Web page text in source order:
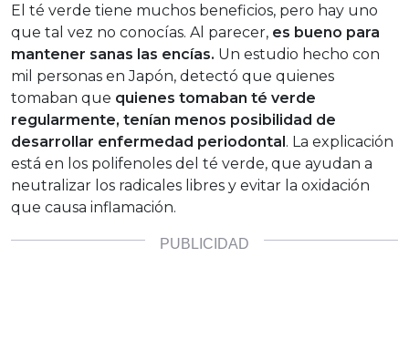
El té verde tiene muchos beneficios, pero hay uno
que tal vez no conocías. Al parecer, es bueno para
mantener sanas las encías. Un estudio hecho con
mil personas en Japón, detectó que quienes
tomaban que quienes tomaban té verde
regularmente, tenían menos posibilidad de
desarrollar enfermedad periodontal. La explicación
está en los polifenoles del té verde, que ayudan a
neutralizar los radicales libres y evitar la oxidación
que causa inflamación.